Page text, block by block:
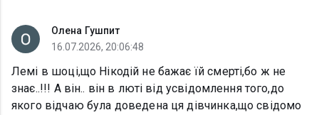
Олена Гушпит
16.07.2026, 20:06:48
Лемі в шоці,що Нікодій не бажає їй смерті,бо ж не
знає..!!! А він.. він в люті від усвідомлення того,до
якого відчаю була доведена ця дівчинка,що свідомо